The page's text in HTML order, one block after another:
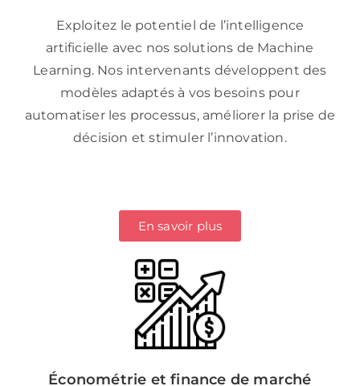
Exploitez le potentiel de l’intelligence
artificielle avec nos solutions de Machine
Learning. Nos intervenants développent des
modèles adaptés à vos besoins pour
automatiser les processus, améliorer la prise de
décision et stimuler l’innovation.
En savoir plus
Économétrie et finance de marché